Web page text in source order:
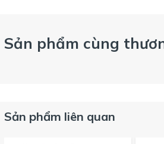
Sản phẩm cùng
Sản phẩm liên quan